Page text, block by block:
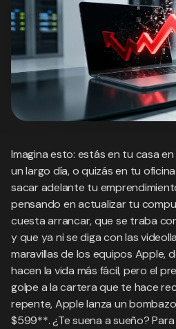
Imagina esto: estás en tu casa
un largo día, o quizás en tu
sacar adelante tu
pensando en actualizar tu
cuesta arrancar, que se traba
y que ya ni se diga con las
maravillas de los equipos Apple,
hacen la vida más fácil, pero el
golpe a la cartera que te hace
repente, Apple lanza un
$599**. ¿Te suena a sueño?